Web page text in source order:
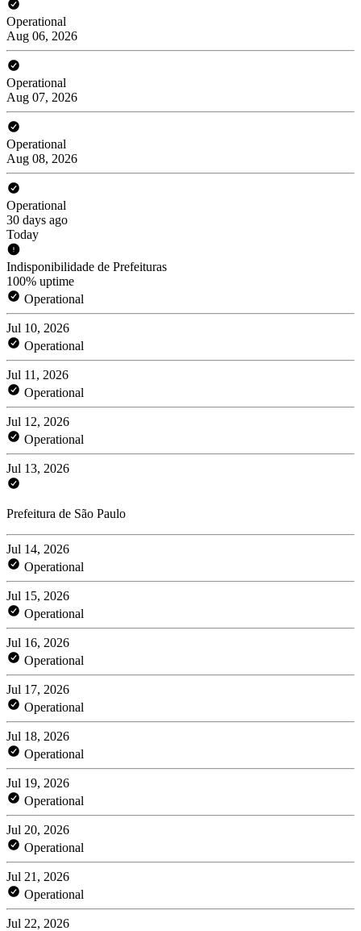
Operational
Aug 06, 2026
Operational
Aug 07, 2026
Operational
Aug 08, 2026
Operational
30 days ago
Today
Indisponibilidade de Prefeituras
100% uptime
Operational
Jul 10, 2026
Operational
Jul 11, 2026
Operational
Jul 12, 2026
Operational
Jul 13, 2026
Prefeitura de São Paulo
Jul 14, 2026
Operational
Jul 15, 2026
Operational
Jul 16, 2026
Operational
Jul 17, 2026
Operational
Jul 18, 2026
Operational
Jul 19, 2026
Operational
Jul 20, 2026
Operational
Jul 21, 2026
Operational
Jul 22, 2026